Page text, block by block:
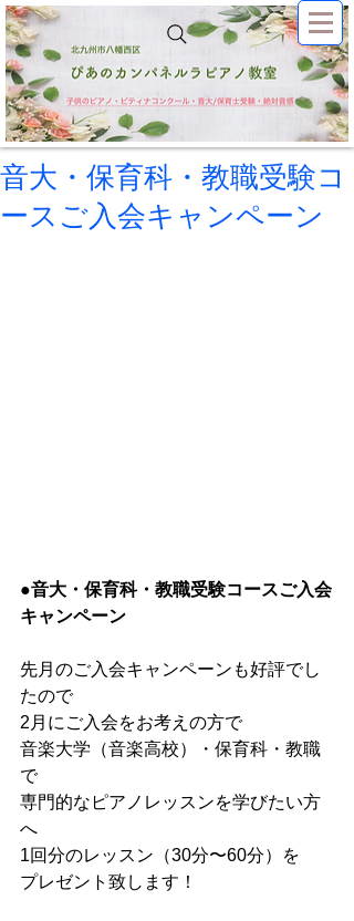
音大・保育科・教職受験コ
ースご入会キャンペーン
●音大・保育科・教職受験コースご入会
キャンペーン
先月のご入会キャンペーンも好評でし
たので
2月にご入会をお考えの方で
音楽大学（音楽高校）・保育科・教職
で
専門的なピアノレッスンを学びたい方
へ
1回分のレッスン（30分〜60分）を
プレゼント致します！